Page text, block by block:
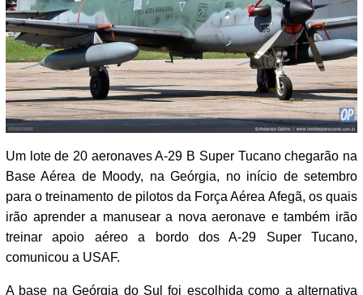
Um lote de 20 aeronaves A-29 B Super Tucano chegarão na
Base Aérea de Moody, na Geórgia, no início de setembro
para o treinamento de pilotos da Força Aérea Afegã, os quais
irão aprender a manusear a nova aeronave e também irão
treinar apoio aéreo a bordo dos A-29 Super Tucano,
comunicou a USAF.
A base na Geórgia do Sul foi escolhida como a alternativa